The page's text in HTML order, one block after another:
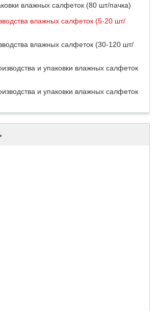
влажных салфеток (80 шт/пачка)
влажных салфеток (5-20 шт/
влажных салфеток (30-120 шт/
и упаковки влажных салфеток
и упаковки влажных салфеток